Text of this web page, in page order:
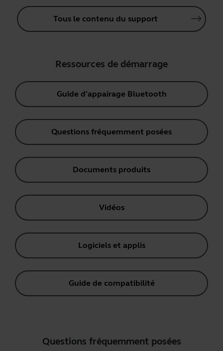
Tous le contenu du support
Ressources de démarrage
Guide d'appairage Bluetooth
Questions fréquemment posées
Documents produits
Vidéos
Logiciels et applis
Guide de compatibilité
Questions fréquemment posées